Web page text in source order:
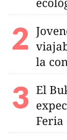
la
El
Feria